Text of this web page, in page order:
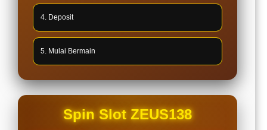
4. Deposit
5. Mulai Bermain
Spin Slot ZEUS138